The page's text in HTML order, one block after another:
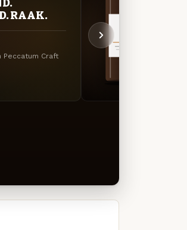
RAAK.
Peccatum Craft